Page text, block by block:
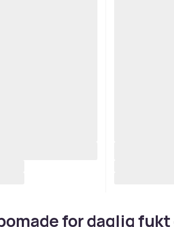
for daglig fukt